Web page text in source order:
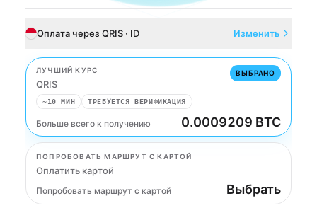
Оплата через QRIS · ID Изменить
ЛУЧШИЙ КУРС
QRIS
ВЫБРАНО
~10 МИН ТРЕБУЕТСЯ ВЕРИФИКАЦИЯ
Больше всего к получению 0.0009209 BTC
QRIS
ПОПРОБОВАТЬ МАРШРУТ С КАРТОЙ
Оплатить картой
Попробовать маршрут с картой Выбрать